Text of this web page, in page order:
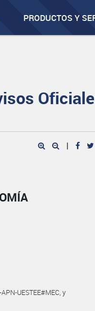
PRODUCTOS Y
|
UESTEE#MEC, y